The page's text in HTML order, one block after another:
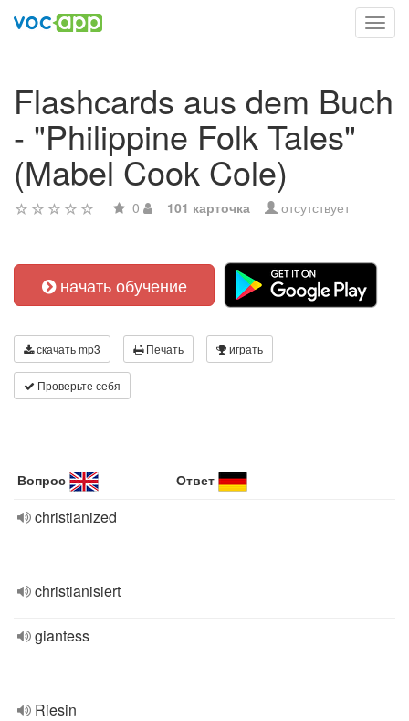
Flashcards aus dem Buch
- "Philippine Folk Tales"
(Mabel Cook Cole)
0 101 карточка отсутствует
начать обучение
скачать mp3 Печать играть
Проверьте себя
Вопрос Ответ
christianized
christianisiert
giantess
Riesin